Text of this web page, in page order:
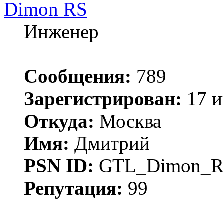
Dimon RS
Инженер
Сообщения: 789
Зарегистрирован: 17
Откуда: Москва
Имя: Дмитрий
PSN ID:
Репутация: 99